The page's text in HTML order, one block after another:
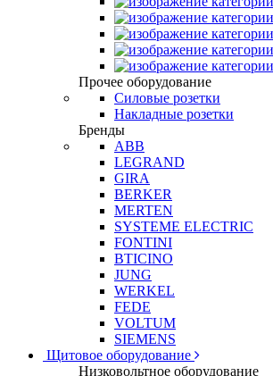
Прочее оборудование
Силовые розетки
Накладные розетки
Бренды
ABB
LEGRAND
GIRA
BERKER
MERTEN
SYSTEME ELECTRIC
FONTINI
BTICINO
JUNG
WERKEL
FEDE
VOLTUM
SIEMENS
Щитовое оборудование
Низковольтное оборудование